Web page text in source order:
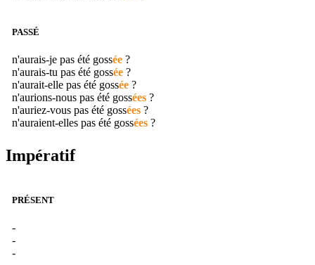
PASSÉ
n'aurais-je pas été gossée ?
n'aurais-tu pas été gossée ?
n'aurait-elle pas été gossée ?
n'aurions-nous pas été gossées ?
n'auriez-vous pas été gossées ?
n'auraient-elles pas été gossées ?
Impératif
PRÉSENT
-
-
-